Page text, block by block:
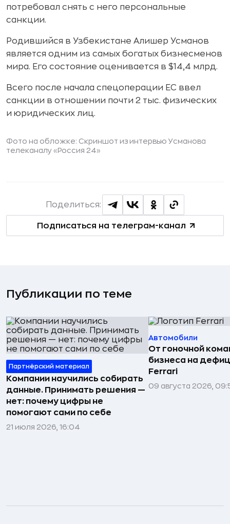
потребовал снять с него персональные
санкции.
Родившийся в Узбекистане Алишер Усманов
является одним из самых богатых бизнесменов
мира. Его состояние оценивается в $14,4 млрд.
Всего после начала спецоперации ЕС ввел
санкции в отношении почти 2 тыс. физических
и юридических лиц.
Фото на обложке: Скриншот из интервью Усманова
телеканалу «Россия 24»
Подписаться на телеграм-канал
Поделиться:
Публикации по теме
Партнёрский материал
Компании научились собирать
данные. Принимать решения —
нет: почему цифры не
помогают сами по себе
21 июля 2026, 16:04
Автомобили
От гоночной
бизнеса на
Ferrari
09 августа 2026,